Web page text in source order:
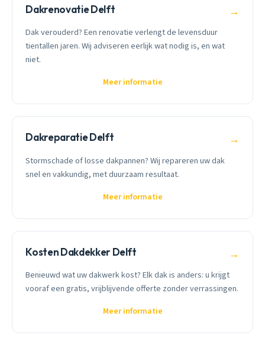
Dakrenovatie Delft →
Dak verouderd? Een renovatie verlengt de levensduur
tientallen jaren. Wij adviseren eerlijk wat nodig is, en wat
niet.
Meer informatie
Dakreparatie Delft →
Stormschade of losse dakpannen? Wij repareren uw dak
snel en vakkundig, met duurzaam resultaat.
Meer informatie
Kosten Dakdekker Delft →
Benieuwd wat uw dakwerk kost? Elk dak is anders: u krijgt
vooraf een gratis, vrijblijvende offerte zonder verrassingen.
Meer informatie